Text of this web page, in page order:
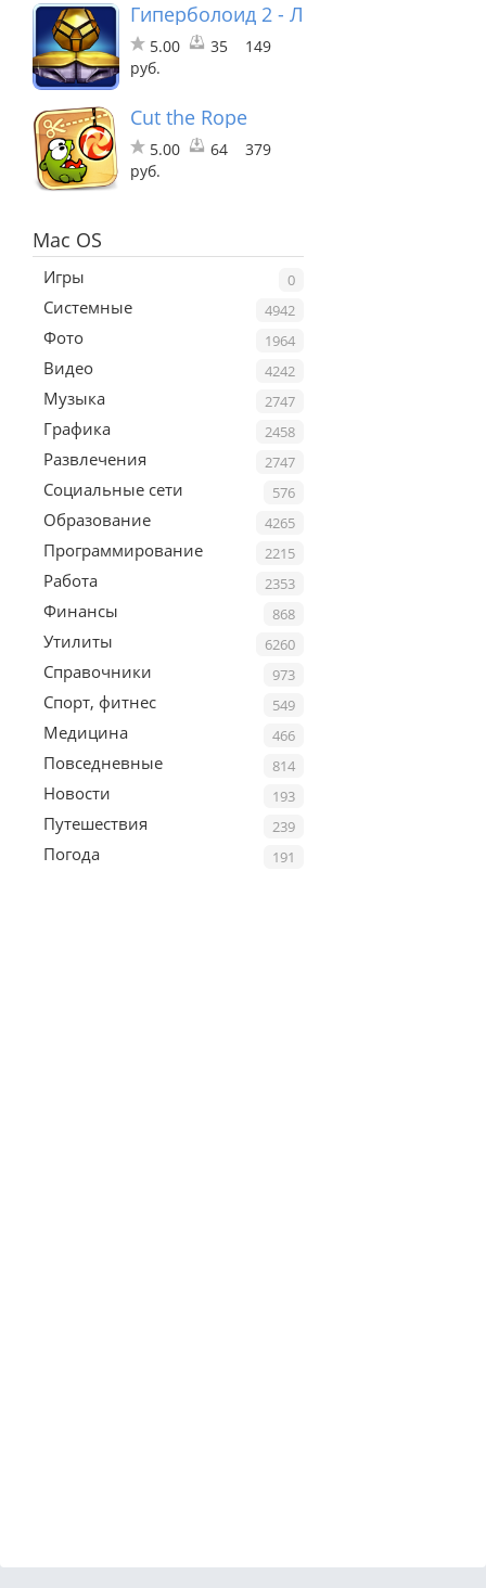
Гиперболоид 2 - Лабиринт Времени
5.00 35
149
руб.
Cut the Rope
5.00 64
379
руб.
Mac OS
0
Игры
4942
Системные
1964
Фото
4242
Видео
2747
Музыка
2458
Графика
2747
Развлечения
576
Социальные сети
4265
Образование
2215
Программирование
2353
Работа
868
Финансы
6260
Утилиты
973
Справочники
549
Спорт, фитнес
466
Медицина
814
Повседневные
193
Новости
239
Путешествия
191
Погода